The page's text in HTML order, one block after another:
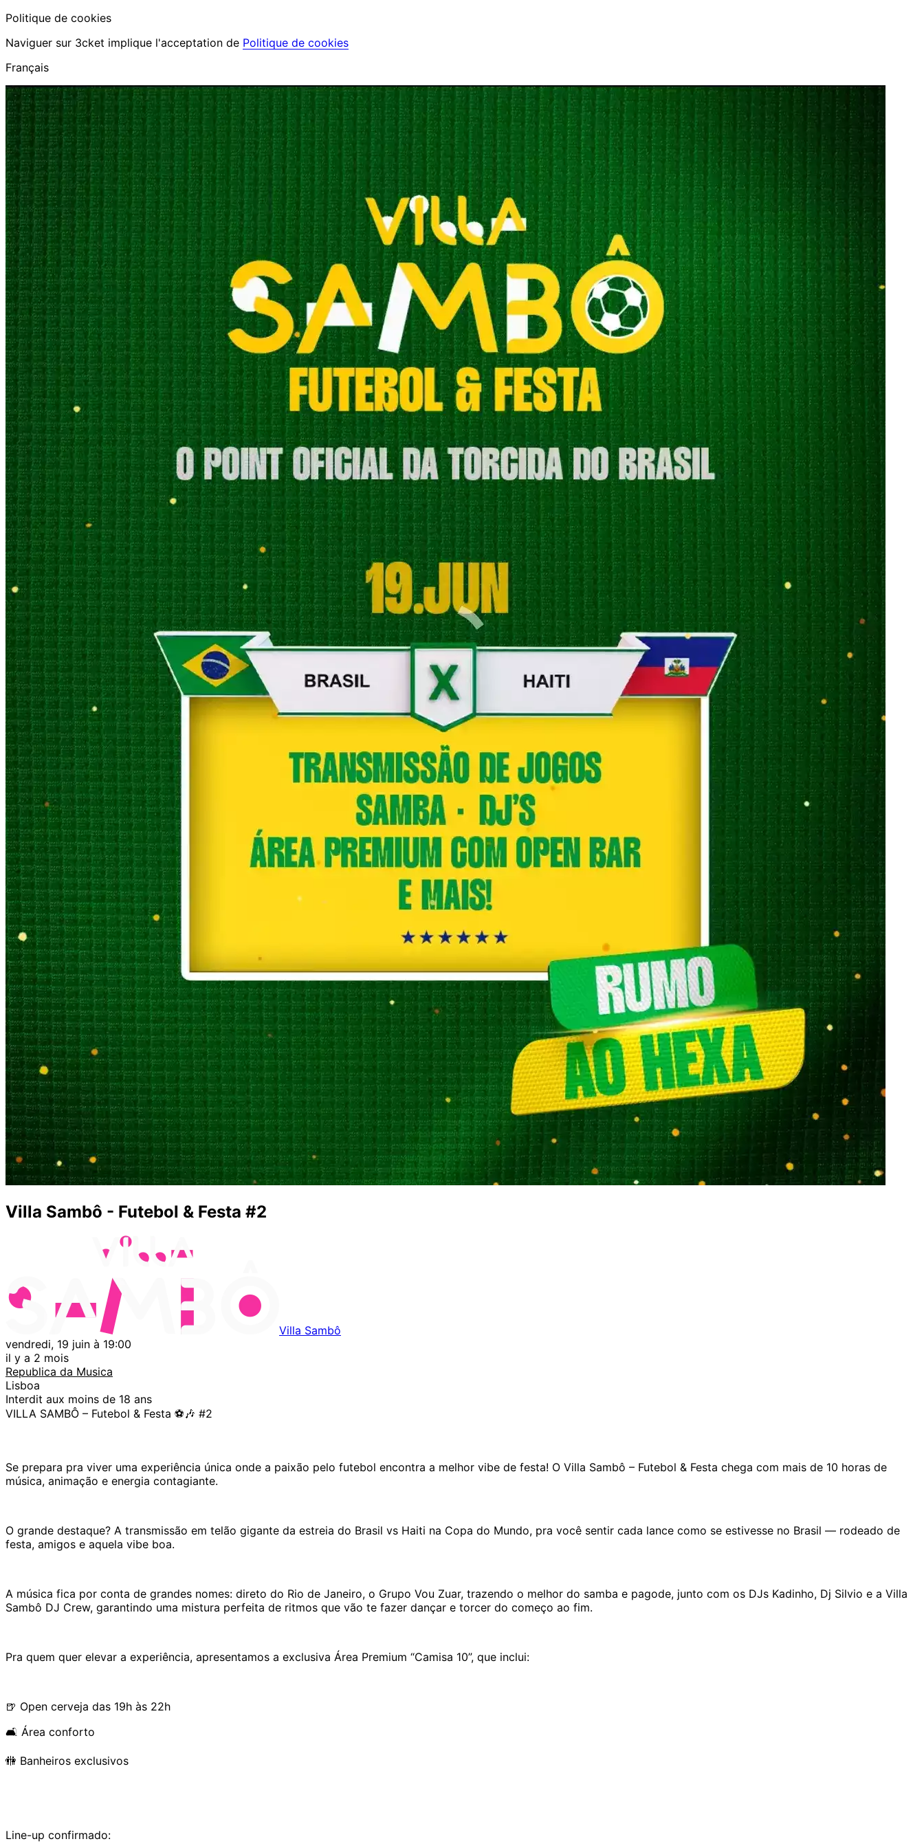
Politique de cookies
Naviguer sur 3cket implique l'acceptation de Politique de cookies
Français
Villa Sambô - Futebol & Festa #2
Villa Sambô
vendredi, 19 juin à 19:00
il y a 2 mois
Republica da Musica
Lisboa
Interdit aux moins de 18 ans
VILLA SAMBÔ – Futebol & Festa ⚽🎶 #2
Se prepara pra viver uma experiência única onde a paixão pelo futebol encontra a melhor vibe de festa! O Villa Sambô – Futebol & Festa chega com mais de 10 horas de
música, animação e energia contagiante.
O grande destaque? A transmissão em telão gigante da estreia do Brasil vs Haiti na Copa do Mundo, pra você sentir cada lance como se estivesse no Brasil — rodeado de
festa, amigos e aquela vibe boa.
A música fica por conta de grandes nomes: direto do Rio de Janeiro, o Grupo Vou Zuar, trazendo o melhor do samba e pagode, junto com os DJs Kadinho, Dj Silvio e a Villa
Sambô DJ Crew, garantindo uma mistura perfeita de ritmos que vão te fazer dançar e torcer do começo ao fim.
Pra quem quer elevar a experiência, apresentamos a exclusiva Área Premium “Camisa 10”, que inclui:
🍺 Open cerveja das 19h às 22h
🛋️ Área conforto
🚻 Banheiros exclusivos
Line-up confirmado: